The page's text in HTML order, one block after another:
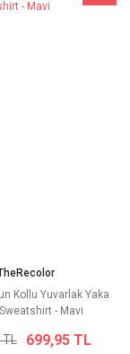
Kollu Yuvarlak Yaka
- Mavi
TL 699,95 TL